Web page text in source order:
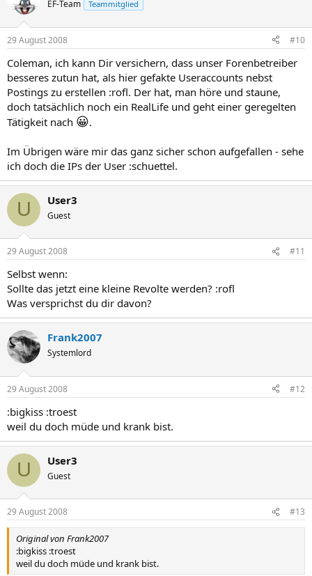
EF-Team Teammitglied
29 August 2008 #10
Coleman, ich kann Dir versichern, dass unser Forenbetreiber
besseres zutun hat, als hier gefakte Useraccounts nebst
Postings zu erstellen :rofl. Der hat, man höre und staune,
doch tatsächlich noch ein RealLife und geht einer geregelten
Tätigkeit nach 😀.
Im Übrigen wäre mir das ganz sicher schon aufgefallen - sehe
ich doch die IPs der User :schuettel.
U User3
Guest
29 August 2008 #11
Selbst wenn:
Sollte das jetzt eine kleine Revolte werden? :rofl
Was versprichst du dir davon?
Frank2007
Systemlord
29 August 2008 #12
:bigkiss :troest
weil du doch müde und krank bist.
U User3
Guest
29 August 2008 #13
Original von Frank2007
:bigkiss :troest
weil du doch müde und krank bist.